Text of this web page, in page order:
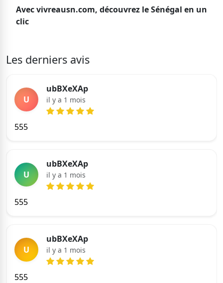
Avec vivreausn.com, découvrez le Sénégal en un
clic
Les derniers avis
U
ubBXeXAp
il y a 1 mois
555
U
ubBXeXAp
il y a 1 mois
555
U
ubBXeXAp
il y a 1 mois
555